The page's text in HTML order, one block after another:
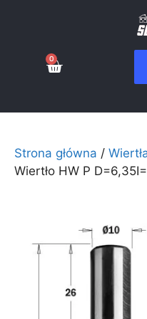
0
Strona główna /
Wiertło HW P